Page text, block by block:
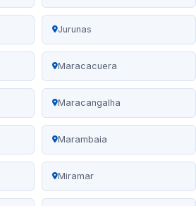
Jurunas
Maracacuera
Maracangalha
Marambaia
Miramar